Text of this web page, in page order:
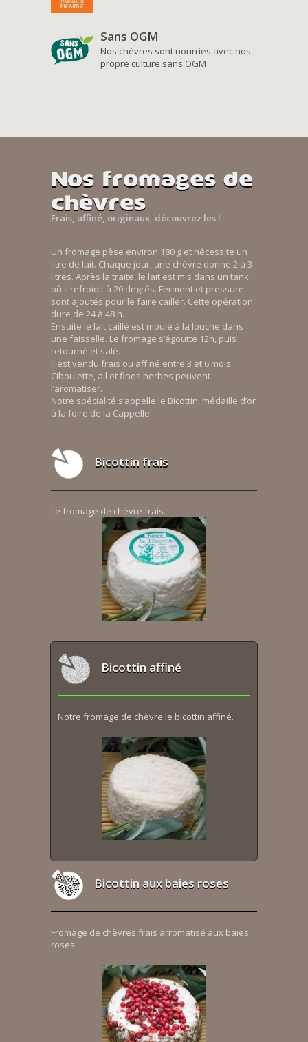
Sans OGM
Nos chèvres sont nourries avec nos
propre culture sans OGM
Nos fromages de
chèvres
Frais, affiné, originaux, découvrez les !
Un fromage pèse environ 180 g et nécessite un
litre de lait. Chaque jour, une chèvre donne 2 à 3
litres. Après la traite, le lait est mis dans un tank
où il refroidit à 20 degrés. Ferment et pressure
sont ajoutés pour le faire cailler. Cette opération
dure de 24 à 48 h.
Ensuite le lait caillé est moulé à la louche dans
une faisselle. Le fromage s’égoutte 12h, puis
retourné et salé.
Il est vendu frais ou affiné entre 3 et 6 mois.
Ciboulette, ail et fines herbes peuvent
l’aromatiser.
Notre spécialité s’appelle le Bicottin, médaille d’or
à la foire de la Cappelle.
Bicottin frais
Le fromage de chèvre frais.
Bicottin affiné
Notre fromage de chèvre le bicottin affiné.
Bicottin aux baies roses
Fromage de chèvres frais arromatisé aux baies
roses.